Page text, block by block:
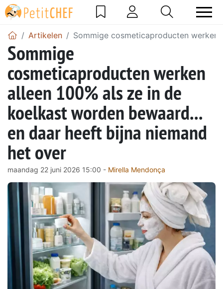
Artikelen Sommige cosmeticaproducten werken
Sommige
cosmeticaproducten werken
alleen 100% als ze in de
koelkast worden bewaard...
en daar heeft bijna niemand
het over
maandag 22 juni 2026 15:00 - Mirella Mendonça